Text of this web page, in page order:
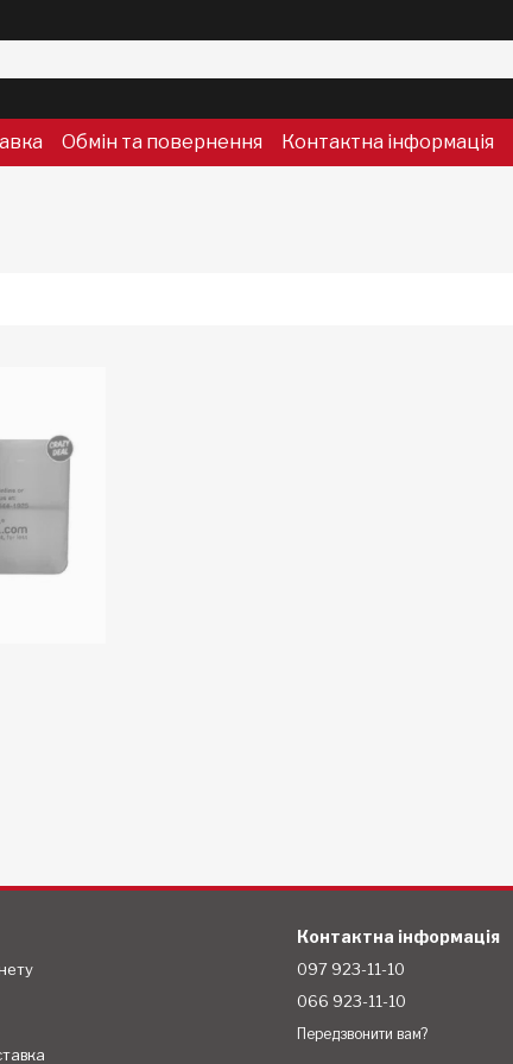
Обмін та повернення Контактна інформація
Контактна інформація
097 923-11-10
066 923-11-10
Передзвонити вам?